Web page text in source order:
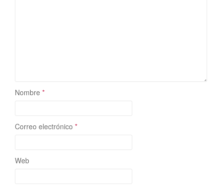
Nombre *
Correo electrónico *
Web